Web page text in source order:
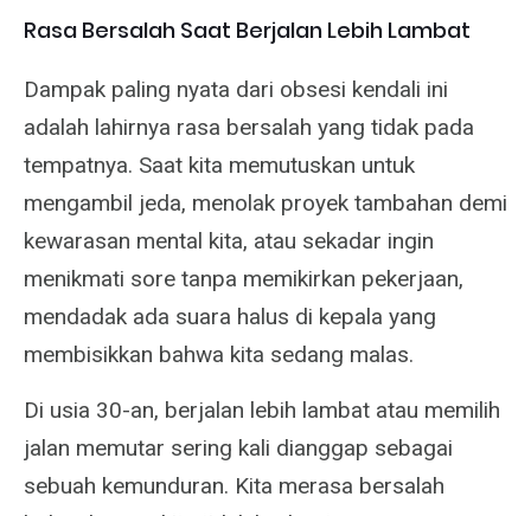
Rasa Bersalah Saat Berjalan Lebih Lambat
Dampak paling nyata dari obsesi kendali ini
adalah lahirnya rasa bersalah yang tidak pada
tempatnya. Saat kita memutuskan untuk
mengambil jeda, menolak proyek tambahan demi
kewarasan mental kita, atau sekadar ingin
menikmati sore tanpa memikirkan pekerjaan,
mendadak ada suara halus di kepala yang
membisikkan bahwa kita sedang malas.
Di usia 30-an, berjalan lebih lambat atau memilih
jalan memutar sering kali dianggap sebagai
sebuah kemunduran. Kita merasa bersalah